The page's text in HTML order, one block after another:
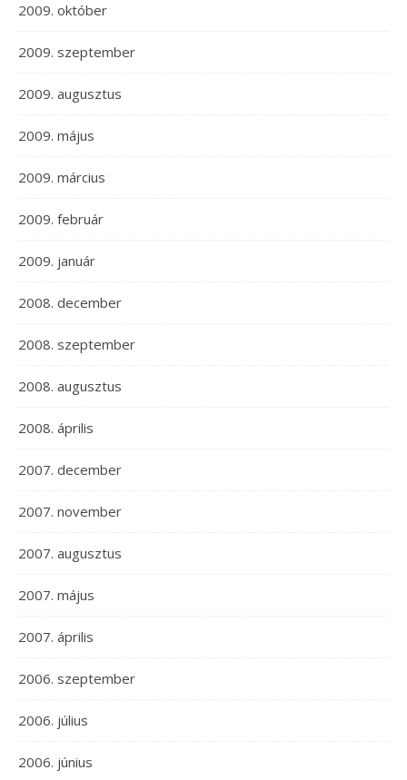
2009. október
2009. szeptember
2009. augusztus
2009. május
2009. március
2009. február
2009. január
2008. december
2008. szeptember
2008. augusztus
2008. április
2007. december
2007. november
2007. augusztus
2007. május
2007. április
2006. szeptember
2006. július
2006. június